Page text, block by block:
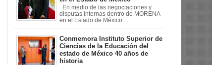
En medio de las negociaciones y
disputas internas dentro de MORENA
en el Estado de México ...
Conmemora Instituto Superior de
Ciencias de la Educación del
estado de México 40 años de
historia